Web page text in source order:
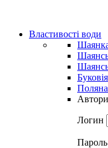
Властивості води
Логин
Пароль